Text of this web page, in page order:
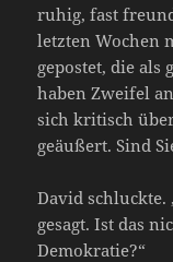
ruhig, fast
letzten Wochen
gepostet, die
haben Zweifel
sich kritisch
geäußert. Sind
David
gesagt. Ist das
Demokratie?“